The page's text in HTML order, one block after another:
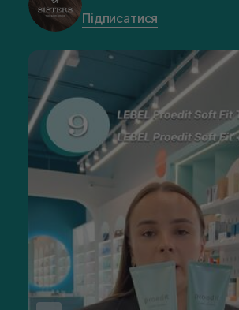
Підписатися